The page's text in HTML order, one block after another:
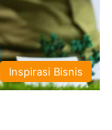
Inspirasi Bisnis